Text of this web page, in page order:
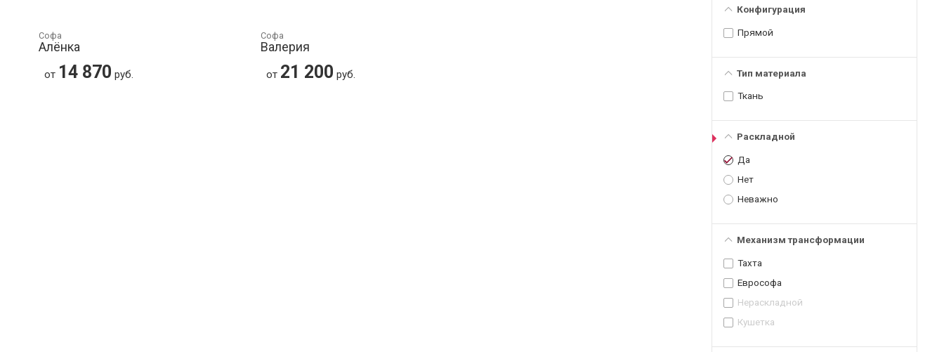
Конфигурация
Прямой
Тип материала
Ткань
Раскладной
Да
Нет
Неважно
Механизм трансформации
Тахта
Еврософа
Нераскладной
Кушетка
Софа
Алёнка
от 14 870 руб.
Софа
Валерия
от 21 200 руб.